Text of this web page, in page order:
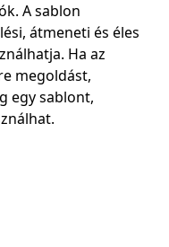
A sablon
átmeneti és éles
Ha az
megoldást,
egy sablont,